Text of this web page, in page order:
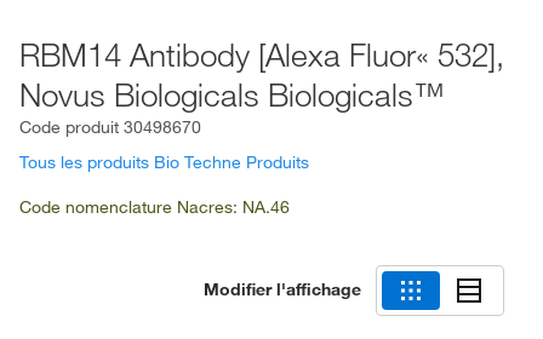
RBM14 Antibody [Alexa Fluor« 532],
Novus Biologicals Biologicals™
Code produit 30498670
Tous les produits Bio Techne Produits
Code nomenclature Nacres: NA.46
Modifier l'affichage